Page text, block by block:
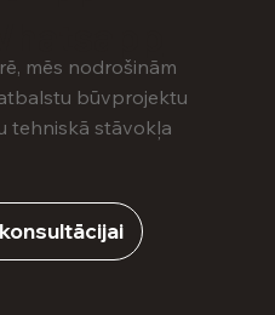
mēs nodrošinām
būvprojektu
tehniskā stāvokļa